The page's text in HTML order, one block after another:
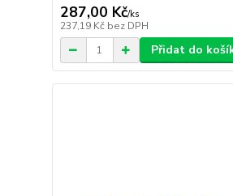
287,00 Kč/ks
237,19 Kč bez DPH
Přidat do